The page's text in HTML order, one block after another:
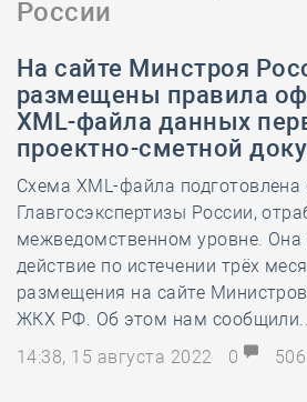
России
На сайте Минстроя
размещены правила
XML-файла данных
проектно-сметной
Схема XML-файла подготовлена
Главгосэкспертизы России,
межведомственном уровне. Она
действие по истечении трёх
размещения на сайте
ЖКХ РФ. Об этом нам
14:38, 15 августа 2022
0